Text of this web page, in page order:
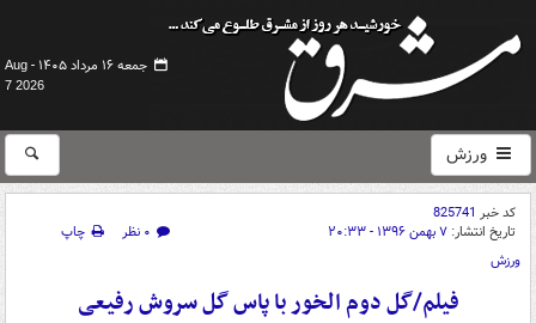
جمعه ۱۶ مرداد ۱۴۰۵ -
Aug
7 2026
ورزش
کد خبر 825741
تاریخ انتشار: ۷ بهمن ۱۳۹۶ - ۲۰:۳۳ ۰ نظر
چاپ
ورزش
فیلم/گل دوم الخور با پاس گل سروش رفیعی